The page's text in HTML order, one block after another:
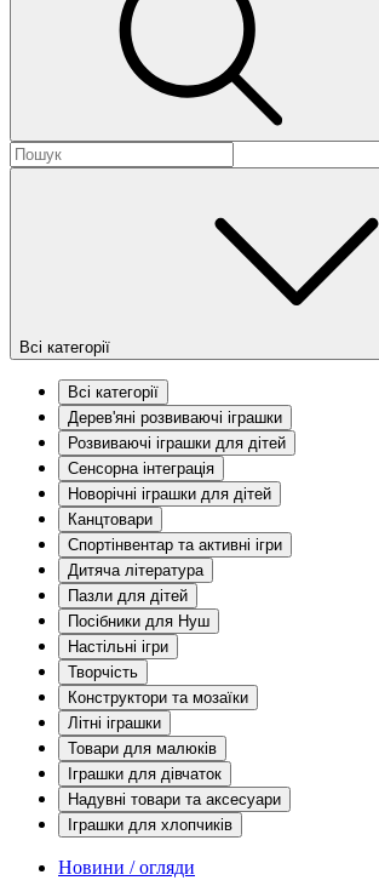
Всі категорії
Всі категорії
Дерев'яні розвиваючі іграшки
Розвиваючі іграшки для дітей
Сенсорна інтеграція
Новорічні іграшки для дітей
Канцтовари
Спортінвентар та активні ігри
Дитяча література
Пазли для дітей
Посібники для Нуш
Настільні ігри
Творчість
Конструктори та мозаїки
Літні іграшки
Товари для малюків
Іграшки для дівчаток
Надувні товари та аксесуари
Іграшки для хлопчиків
Новини / огляди